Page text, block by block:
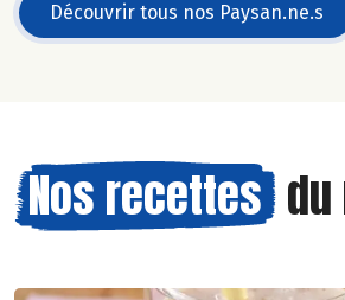
Découvrir tous nos Paysan.ne.s
Nos recettes